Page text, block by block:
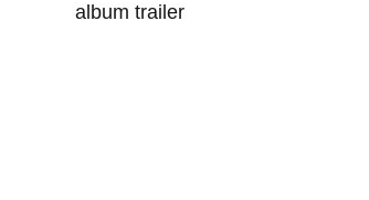
album trailer